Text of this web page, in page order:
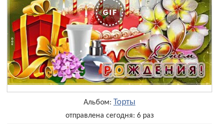
Альбом: Торты
отправлена сегодня: 6 раз